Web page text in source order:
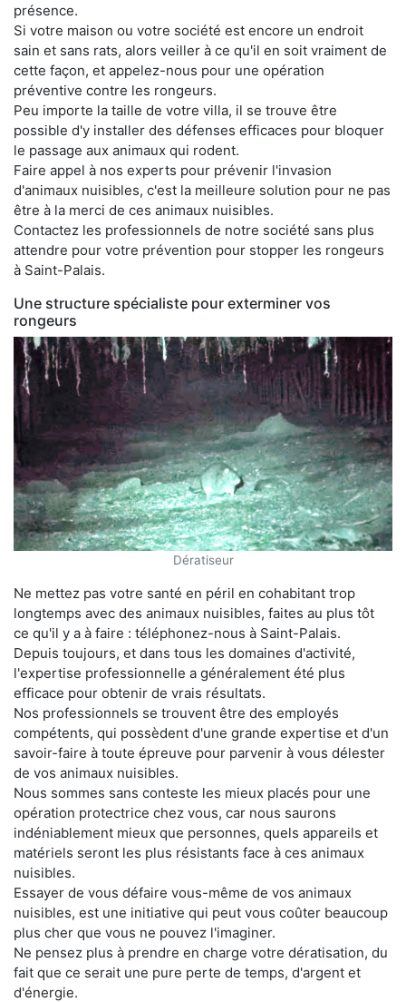
présence.
Si votre maison ou votre société est encore un endroit
sain et sans rats, alors veiller à ce qu'il en soit vraiment de
cette façon, et appelez-nous pour une opération
préventive contre les rongeurs.
Peu importe la taille de votre villa, il se trouve être
possible d'y installer des défenses efficaces pour bloquer
le passage aux animaux qui rodent.
Faire appel à nos experts pour prévenir l'invasion
d'animaux nuisibles, c'est la meilleure solution pour ne pas
être à la merci de ces animaux nuisibles.
Contactez les professionnels de notre société sans plus
attendre pour votre prévention pour stopper les rongeurs
à Saint-Palais.
Une structure spécialiste pour exterminer vos
rongeurs
Dératiseur
Ne mettez pas votre santé en péril en cohabitant trop
longtemps avec des animaux nuisibles, faites au plus tôt
ce qu'il y a à faire : téléphonez-nous à Saint-Palais.
Depuis toujours, et dans tous les domaines d'activité,
l'expertise professionnelle a généralement été plus
efficace pour obtenir de vrais résultats.
Nos professionnels se trouvent être des employés
compétents, qui possèdent d'une grande expertise et d'un
savoir-faire à toute épreuve pour parvenir à vous délester
de vos animaux nuisibles.
Nous sommes sans conteste les mieux placés pour une
opération protectrice chez vous, car nous saurons
indéniablement mieux que personnes, quels appareils et
matériels seront les plus résistants face à ces animaux
nuisibles.
Essayer de vous défaire vous-même de vos animaux
nuisibles, est une initiative qui peut vous coûter beaucoup
plus cher que vous ne pouvez l'imaginer.
Ne pensez plus à prendre en charge votre dératisation, du
fait que ce serait une pure perte de temps, d'argent et
d'énergie.